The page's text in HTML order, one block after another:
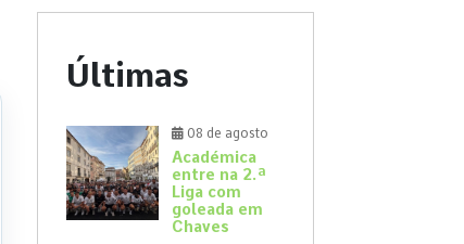
Últimas
08 de agosto
Académica
entre na 2.ª
Liga com
goleada em
Chaves